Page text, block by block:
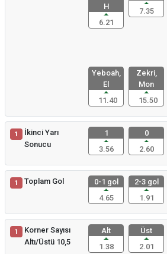
H
6.21
7.35
Yeboah,
El
11.40
Zekri,
Mon
15.50
1
İkinci Yarı
Sonucu
1
3.56
0
2.60
1 Toplam Gol
0-1 gol
4.65
2-3 gol
1.91
1
Korner Sayısı
Altı/Üstü 10,5
Alt
1.38
Üst
2.01